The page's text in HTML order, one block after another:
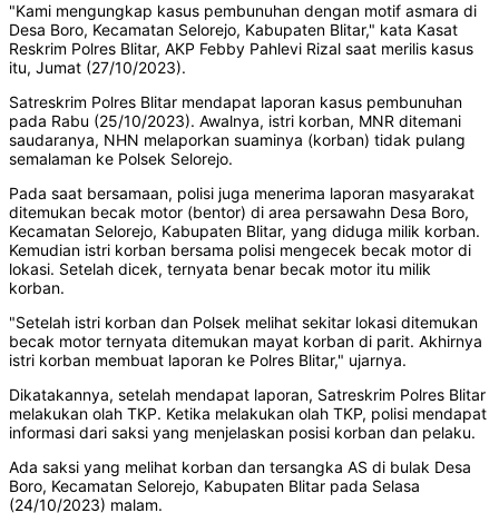
"Kami mengungkap kasus pembunuhan dengan motif asmara di
Desa Boro, Kecamatan Selorejo, Kabupaten Blitar," kata Kasat
Reskrim Polres Blitar, AKP Febby Pahlevi Rizal saat merilis kasus
itu, Jumat (27/10/2023).
Satreskrim Polres Blitar mendapat laporan kasus pembunuhan
pada Rabu (25/10/2023). Awalnya, istri korban, MNR ditemani
saudaranya, NHN melaporkan suaminya (korban) tidak pulang
semalaman ke Polsek Selorejo.
Pada saat bersamaan, polisi juga menerima laporan masyarakat
ditemukan becak motor (bentor) di area persawahn Desa Boro,
Kecamatan Selorejo, Kabupaten Blitar, yang diduga milik korban.
Kemudian istri korban bersama polisi mengecek becak motor di
lokasi. Setelah dicek, ternyata benar becak motor itu milik
korban.
"Setelah istri korban dan Polsek melihat sekitar lokasi ditemukan
becak motor ternyata ditemukan mayat korban di parit. Akhirnya
istri korban membuat laporan ke Polres Blitar," ujarnya.
Dikatakannya, setelah mendapat laporan, Satreskrim Polres Blitar
melakukan olah TKP. Ketika melakukan olah TKP, polisi mendapat
informasi dari saksi yang menjelaskan posisi korban dan pelaku.
Ada saksi yang melihat korban dan tersangka AS di bulak Desa
Boro, Kecamatan Selorejo, Kabupaten Blitar pada Selasa
(24/10/2023) malam.